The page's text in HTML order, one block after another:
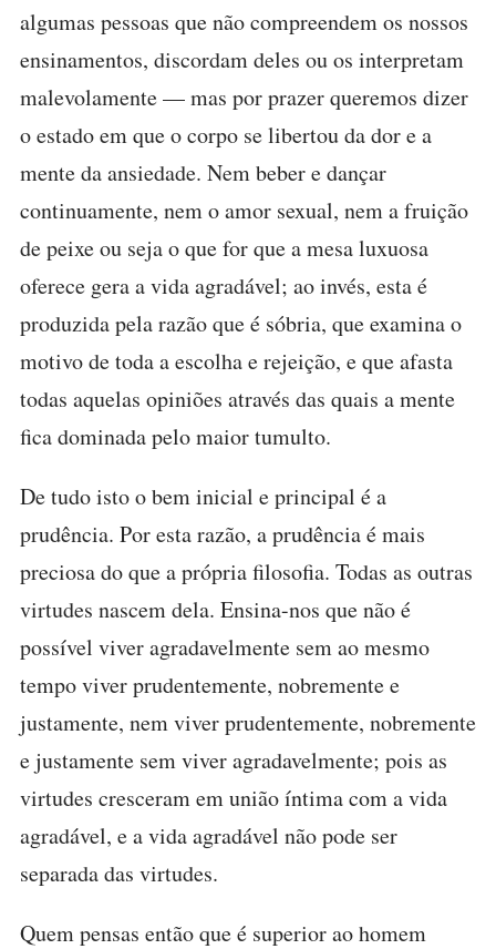
algumas pessoas que não compreendem os nossos
ensinamentos, discordam deles ou os interpretam
malevolamente — mas por prazer queremos dizer
o estado em que o corpo se libertou da dor e a
mente da ansiedade. Nem beber e dançar
continuamente, nem o amor sexual, nem a fruição
de peixe ou seja o que for que a mesa luxuosa
oferece gera a vida agradável; ao invés, esta é
produzida pela razão que é sóbria, que examina o
motivo de toda a escolha e rejeição, e que afasta
todas aquelas opiniões através das quais a mente
fica dominada pelo maior tumulto.
De tudo isto o bem inicial e principal é a
prudência. Por esta razão, a prudência é mais
preciosa do que a própria filosofia. Todas as outras
virtudes nascem dela. Ensina-nos que não é
possível viver agradavelmente sem ao mesmo
tempo viver prudentemente, nobremente e
justamente, nem viver prudentemente, nobremente
e justamente sem viver agradavelmente; pois as
virtudes cresceram em união íntima com a vida
agradável, e a vida agradável não pode ser
separada das virtudes.
Quem pensas então que é superior ao homem